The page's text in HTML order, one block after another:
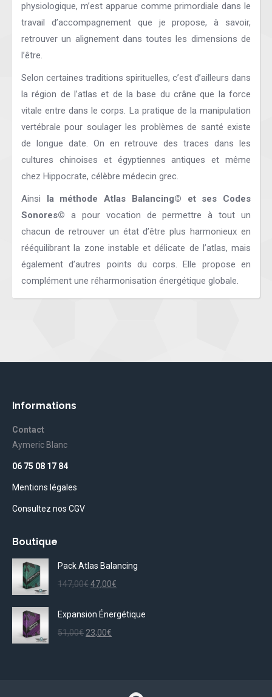
physiologique, m’est apparue comme primordiale dans le
travail d’accompagnement que je propose, à savoir,
retrouver un alignement dans toutes les dimensions de
l’être.
Selon certaines traditions spirituelles, c’est d’ailleurs dans
la région de l’atlas et de la base du crâne que la force
vitale entre dans le corps. La pratique de la manipulation
vertébrale pour soulager les problèmes de santé existe
de longue date. On en retrouve des traces dans les
cultures chinoises et égyptiennes antiques et même
chez Hippocrate, célèbre médecin grec.
Ainsi la méthode Atlas Balancing©
et ses Codes
Sonores© a pour vocation de permettre à tout un
chacun de retrouver un état d’être plus harmonieux en
rééquilibrant la zone instable et délicate de l’atlas, mais
également d’autres points du corps. Elle propose en
complément une réharmonisation énergétique globale.
Informations
Contact
Aymeric Blanc
06 75 08 17 84
Mentions légales
Consultez nos CGV
Boutique
Pack Atlas Balancing
147,00€Le
initial
était :
47,00€
actuel
Expansion Énergétique
51,00€ Le
23,00€
23,00€.